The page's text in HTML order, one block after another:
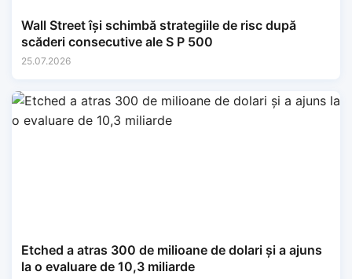
Wall Street își schimbă strategiile de risc după
scăderi consecutive ale S P 500
25.07.2026
Etched a atras 300 de milioane de dolari și a ajuns
la o evaluare de 10,3 miliarde